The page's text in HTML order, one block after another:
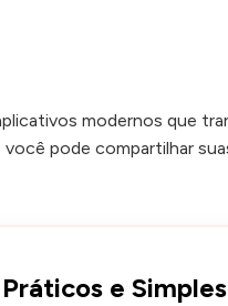
modernos que
pode compartilhar
e Simples